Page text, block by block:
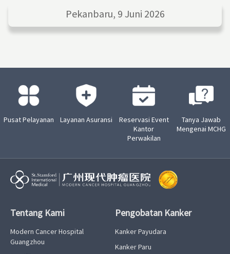
Pekanbaru, 9 Juni 2026
Pusat Pelayanan Layanan Asuransi
Reservasi Event
Kantor
Perwakilan
Tanya Jawab
Mengenai MCHG
Tentang Kami
Modern Cancer Hospital
Guangzhou
Pengobatan Kanker
Kanker Payudara
Kanker Paru